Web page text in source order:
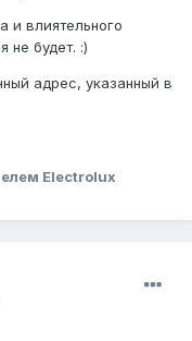
и влиятельного
не будет. :)
адрес, указанный в
Electrolux